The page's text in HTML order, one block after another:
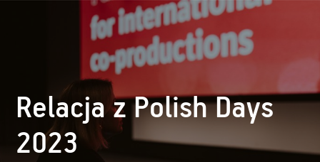
Relacja z Polish Days
2023